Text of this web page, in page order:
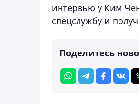
интервью у Ким
спецслужбу и
Поделитесь